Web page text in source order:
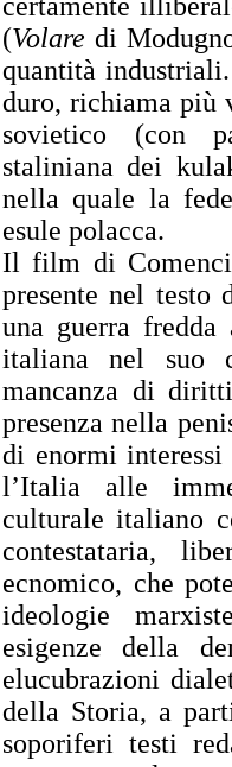
(Volare di
quantità
duro, richiama più
sovietico (con
staliniana dei
nella quale la
esule polacca.
Il film di
presente nel testo
una guerra
italiana nel suo
mancanza di
presenza nella
di enormi
l’Italia alle
culturale italiano
contestataria,
ecnomico, che
ideologie
esigenze della
elucubrazioni
della Storia, a
soporiferi testi